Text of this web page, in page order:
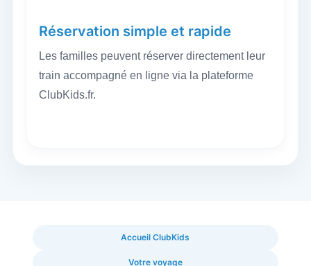
Réservation simple et rapide
Les familles peuvent réserver directement leur
train accompagné en ligne via la plateforme
ClubKids.fr.
Accueil ClubKids
Votre voyage